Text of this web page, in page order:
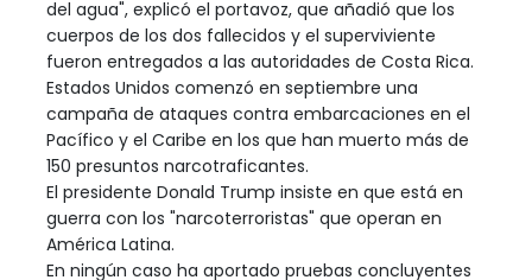
del agua", explicó el portavoz, que añadió que los
cuerpos de los dos fallecidos y el superviviente
fueron entregados a las autoridades de Costa Rica.
Estados Unidos comenzó en septiembre una
campaña de ataques contra embarcaciones en el
Pacífico y el Caribe en los que han muerto más de
150 presuntos narcotraficantes.
El presidente Donald Trump insiste en que está en
guerra con los "narcoterroristas" que operan en
América Latina.
En ningún caso ha aportado pruebas concluyentes